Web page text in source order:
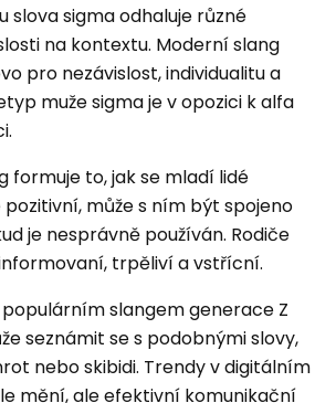
slova sigma odhaluje různé
na kontextu. Moderní slang
pro nezávislost, individualitu a
muže sigma je v opozici k alfa
formuje to, jak se mladí lidé
pozitivní, může s ním být spojeno
je nesprávně používán. Rodiče
trpěliví a vstřícní.
slangem generace Z
seznámit se s podobnými slovy,
nebo skibidi. Trendy v digitálním
mění, ale efektivní komunikační